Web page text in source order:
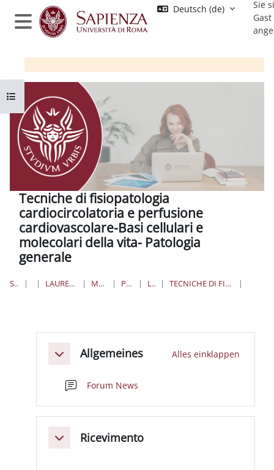
Zum Hauptinhalt
Website-Übersicht
Deutsch ‎(de)‎
Sie
Gast
Tecniche di fisiopatologia
cardiocircolatoria e perfusione
cardiovascolare-Basi cellulari e
molecolari della vita- Patologia
generale
STARTSEITE KURSE LAUREE TRIENNALI, MAGISTRALI, A CICLO UNICO MEDICINA E ODONTOIATRIA PROFESSIONI SANITARIE LAUREE TRIENNALI TECNICHE DI FISIOPATOLOGIA CARDIOCIRCOLATORIA E PERFUSIONE CARDIOVASCOLARE
Kursindex öffnen
EinklappenAllgemeines Alles einklappen
Forum News
EinklappenRicevimento